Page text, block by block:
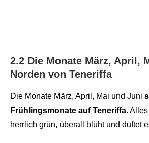
2.2 Die Monate März, April,
Norden von Teneriffa
Die Monate März, April, Mai und Juni
Frühlingsmonate auf Teneriffa.
herrlich grün, überall blüht und duftet